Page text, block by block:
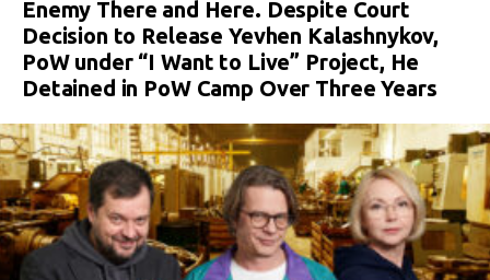
Enemy There and Here. Despite Court
Decision to Release Yevhen Kalashnykov,
PoW under “I Want to Live” Project, He
Detained in PoW Camp Over Three Years